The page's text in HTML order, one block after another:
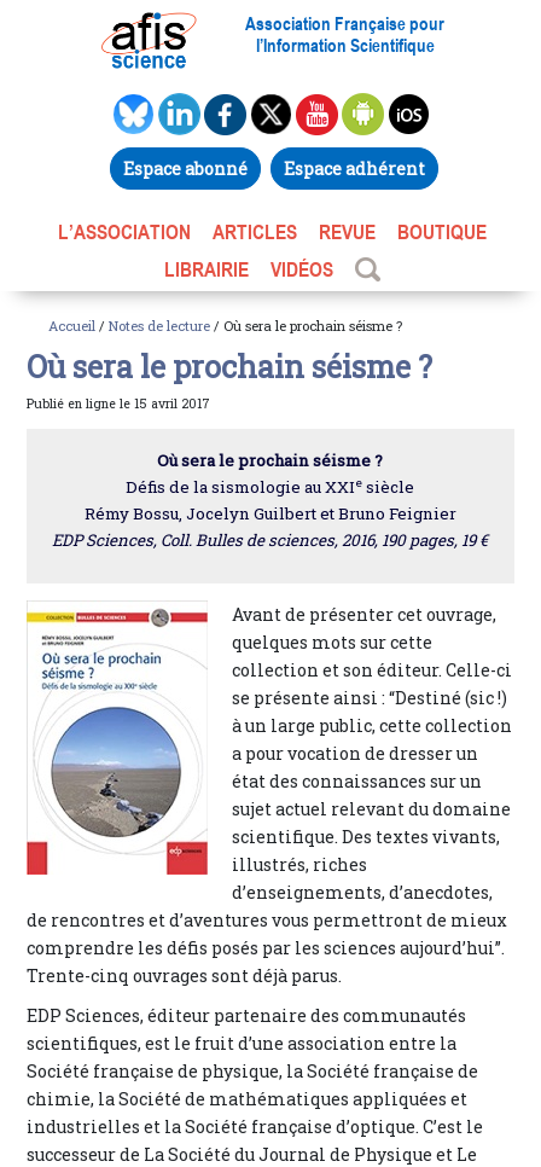
Association Française pour
l’Information Scientifique
Espace abonné Espace adhérent
L’ASSOCIATION ARTICLES REVUE
BOUTIQUE
LIBRAIRIE
VIDÉOS
Accueil / Notes de lecture / Où sera le prochain séisme ?
Où sera le prochain séisme ?
Publié en ligne le 15 avril 2017
Où sera le prochain séisme ?
Défis de la sismologie au XXIe siècle
Rémy Bossu, Jocelyn Guilbert et Bruno Feignier
EDP Sciences, Coll. Bulles de sciences, 2016, 190 pages, 19 €
Avant de présenter cet ouvrage,
quelques mots sur cette
collection et son éditeur. Celle-ci
se présente ainsi : “Destiné (sic !)
à un large public, cette collection
a pour vocation de dresser un
état des connaissances sur un
sujet actuel relevant du domaine
scientifique. Des textes vivants,
illustrés, riches
d’enseignements, d’anecdotes,
de rencontres et d’aventures vous permettront de mieux
comprendre les défis posés par les sciences aujourd’hui”.
Trente-cinq ouvrages sont déjà parus.
EDP Sciences, éditeur partenaire des communautés
scientifiques, est le fruit d’une association entre la
Société française de physique, la Société française de
chimie, la Société de mathématiques appliquées et
industrielles et la Société française d’optique. C’est le
successeur de La Société du Journal de Physique et Le